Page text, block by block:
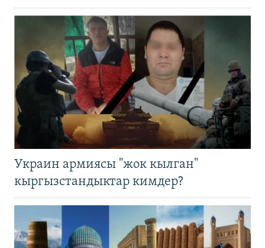
Украин армиясы "жок кылган"
кыргызстандыктар кимдер?